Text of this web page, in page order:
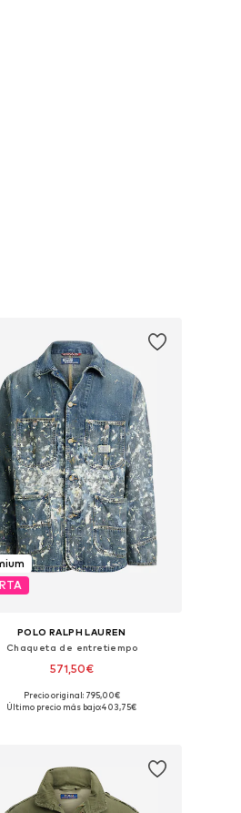
POLO RALPH LAUREN
Chaqueta de entretiempo
571,50€
Tallas disponibles: M, L, XL, XXL
Precio original: 795,00€
Último precio más bajo:403,75€